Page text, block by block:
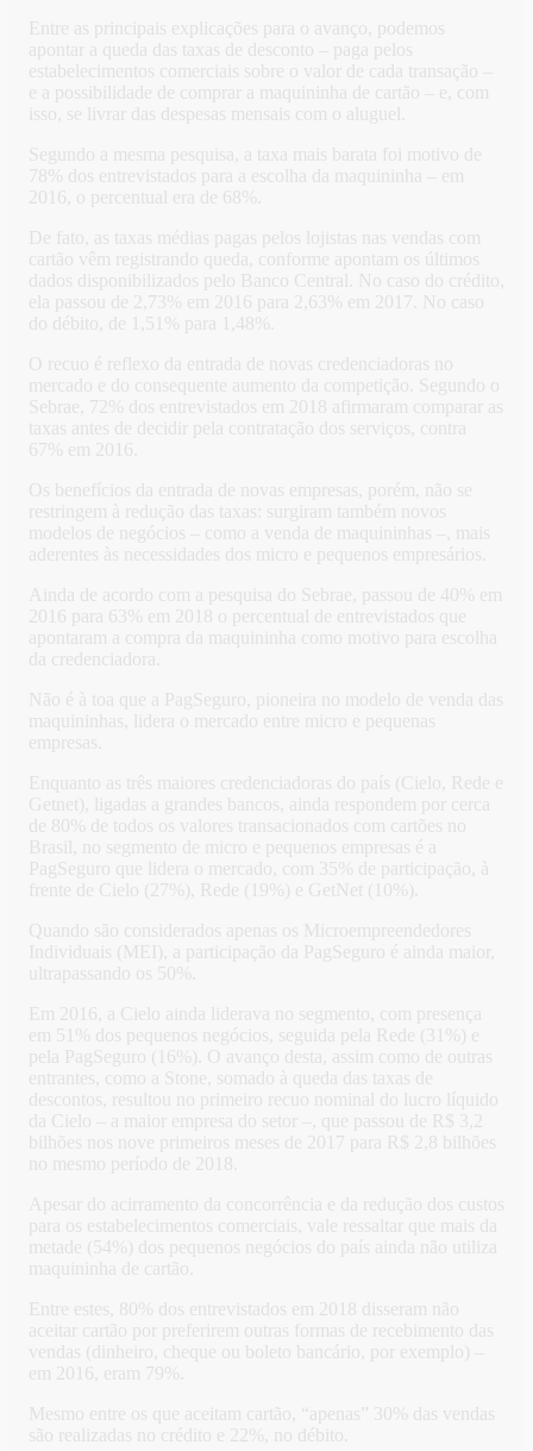
Entre as principais explicações para o avanço, podemos
apontar a queda das taxas de desconto – paga pelos
estabelecimentos comerciais sobre o valor de cada transação –
e a possibilidade de comprar a maquininha de cartão – e, com
isso, se livrar das despesas mensais com o aluguel.
Segundo a mesma pesquisa, a taxa mais barata foi motivo de
78% dos entrevistados para a escolha da maquininha – em
2016, o percentual era de 68%.
De fato, as taxas médias pagas pelos lojistas nas vendas com
cartão vêm registrando queda, conforme apontam os últimos
dados disponibilizados pelo Banco Central. No caso do crédito,
ela passou de 2,73% em 2016 para 2,63% em 2017. No caso
do débito, de 1,51% para 1,48%.
O recuo é reflexo da entrada de novas credenciadoras no
mercado e do consequente aumento da competição. Segundo o
Sebrae, 72% dos entrevistados em 2018 afirmaram comparar as
taxas antes de decidir pela contratação dos serviços, contra
67% em 2016.
Os benefícios da entrada de novas empresas, porém, não se
restringem à redução das taxas: surgiram também novos
modelos de negócios – como a venda de maquininhas –, mais
aderentes às necessidades dos micro e pequenos empresários.
Ainda de acordo com a pesquisa do Sebrae, passou de 40% em
2016 para 63% em 2018 o percentual de entrevistados que
apontaram a compra da maquininha como motivo para escolha
da credenciadora.
Não é à toa que a PagSeguro, pioneira no modelo de venda das
maquininhas, lidera o mercado entre micro e pequenas
empresas.
Enquanto as três maiores credenciadoras do país (Cielo, Rede e
Getnet), ligadas a grandes bancos, ainda respondem por cerca
de 80% de todos os valores transacionados com cartões no
Brasil, no segmento de micro e pequenos empresas é a
PagSeguro que lidera o mercado, com 35% de participação, à
frente de Cielo (27%), Rede (19%) e GetNet (10%).
Quando são considerados apenas os Microempreendedores
Individuais (MEI), a participação da PagSeguro é ainda maior,
ultrapassando os 50%.
Em 2016, a Cielo ainda liderava no segmento, com presença
em 51% dos pequenos negócios, seguida pela Rede (31%) e
pela PagSeguro (16%). O avanço desta, assim como de outras
entrantes, como a Stone, somado à queda das taxas de
descontos, resultou no primeiro recuo nominal do lucro líquido
da Cielo – a maior empresa do setor –, que passou de R$ 3,2
bilhões nos nove primeiros meses de 2017 para R$ 2,8 bilhões
no mesmo período de 2018.
Apesar do acirramento da concorrência e da redução dos custos
para os estabelecimentos comerciais, vale ressaltar que mais da
metade (54%) dos pequenos negócios do país ainda não utiliza
maquininha de cartão.
Entre estes, 80% dos entrevistados em 2018 disseram não
aceitar cartão por preferirem outras formas de recebimento das
vendas (dinheiro, cheque ou boleto bancário, por exemplo) –
em 2016, eram 79%.
Mesmo entre os que aceitam cartão, “apenas” 30% das vendas
são realizadas no crédito e 22%, no débito.